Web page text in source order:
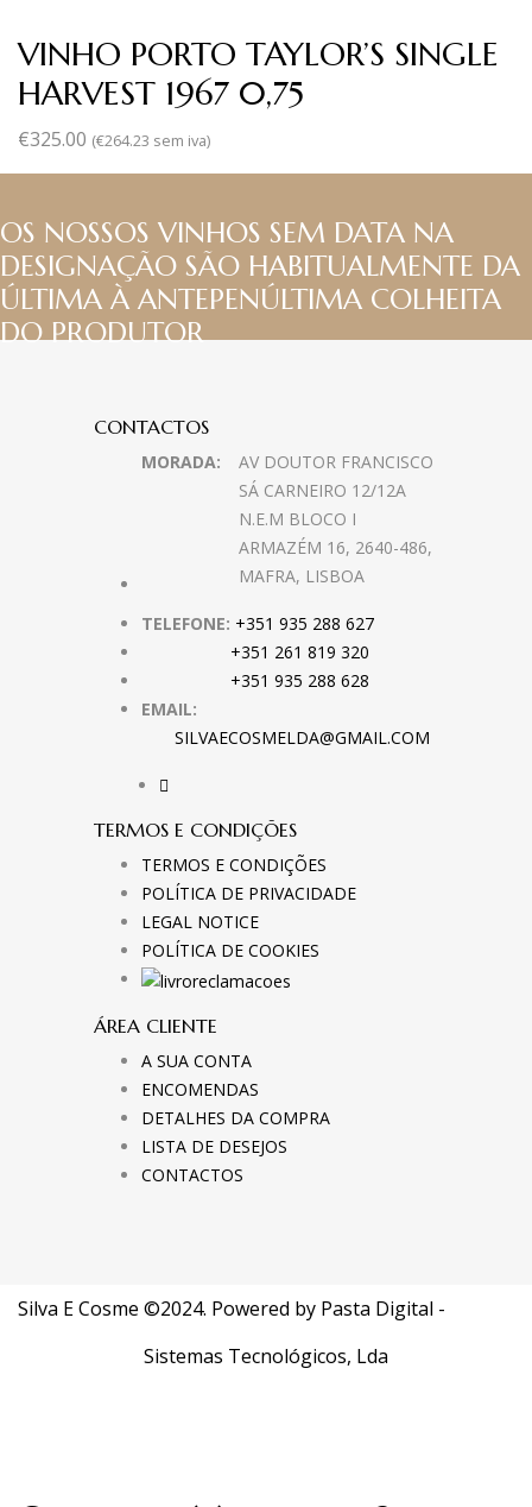
VINHO PORTO TAYLOR’S SINGLE
HARVEST 1967 0,75
€325.00 (€264.23 sem iva)
OS NOSSOS VINHOS SEM DATA NA
DESIGNAÇÃO SÃO HABITUALMENTE DA
ÚLTIMA À ANTEPENÚLTIMA COLHEITA
DO PRODUTOR
CONTACTOS
MORADA:
AV DOUTOR FRANCISCO
SÁ CARNEIRO 12/12A
N.E.M BLOCO I
ARMAZÉM 16, 2640-486,
MAFRA, LISBOA
TELEFONE: +351 935 288 627
+351 261 819 320
+351 935 288 628
EMAIL:
SILVAECOSMELDA@GMAIL.COM
TERMOS E CONDIÇÕES
TERMOS E CONDIÇÕES
POLÍTICA DE PRIVACIDADE
LEGAL NOTICE
POLÍTICA DE COOKIES
ÁREA CLIENTE
A SUA CONTA
ENCOMENDAS
DETALHES DA COMPRA
LISTA DE DESEJOS
CONTACTOS
Silva E Cosme ©2024. Powered by Pasta Digital -
Sistemas Tecnológicos, Lda